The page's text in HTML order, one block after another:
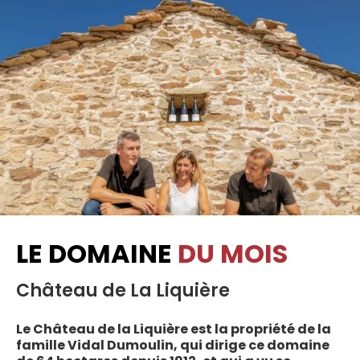
LE DOMAINE DU MOIS
Château de La Liquière
Le Château de la Liquière est la propriété de la
famille Vidal Dumoulin, qui dirige ce domaine